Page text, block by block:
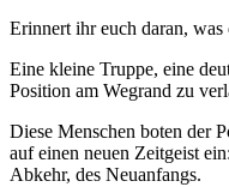
Erinnert ihr euch daran, was
Eine kleine Truppe, eine
Position am Wegrand zu
Diese Menschen boten der
auf einen neuen Zeitgeist
Abkehr, des Neuanfangs.